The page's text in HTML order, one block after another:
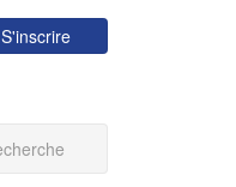
S'inscrire